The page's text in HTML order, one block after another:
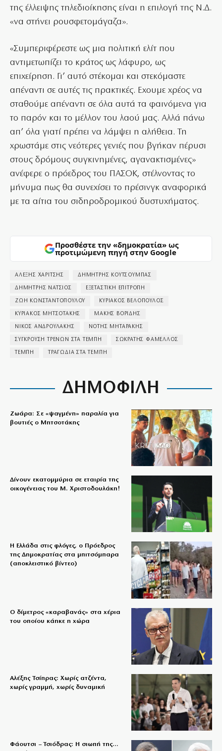
της έλλειψης τηλεδιοίκησης είναι η επιλογή της Ν.Δ.
«να στήνει ρουσφετομάγαζα».
«Συμπεριφέρεστε ως μια πολιτική ελίτ που
αντιμετωπίζει το κράτος ως λάφυρο, ως
επιχείρηση. Γι’ αυτό στέκομαι και στεκόμαστε
απέναντι σε αυτές τις πρακτικές. Εχουμε χρέος να
σταθούμε απέναντι σε όλα αυτά τα φαινόμενα για
το παρόν και το μέλλον του λαού μας. Αλλά πάνω
απ’ όλα γιατί πρέπει να λάμψει η αλήθεια. Τη
χρωστάμε στις νεότερες γενιές που βγήκαν πέρυσι
στους δρόμους συγκινημένες, αγανακτισμένες»
ανέφερε ο πρόεδρος του ΠΑΣΟΚ, στέλνοντας το
μήνυμα πως θα συνεχίσει το πρέσινγκ αναφορικά
με τα αίτια του σιδηροδρομικού δυστυχήματος.
Προσθέστε την «δημοκρατία» ως
προτιμώμενη πηγή στην Google
ΑΛΕΞΗΣ ΧΑΡΙΤΣΗΣ ΔΗΜΗΤΡΗΣ ΚΟΥΤΣΟΥΜΠΑΣ
ΔΗΜΗΤΡΗΣ ΝΑΤΣΙΟΣ ΕΞΕΤΑΣΤΙΚΗ ΕΠΙΤΡΟΠΗ
ΖΩΗ ΚΩΝΣΤΑΝΤΟΠΟΥΛΟΥ ΚΥΡΙΑΚΟΣ ΒΕΛΟΠΟΥΛΟΣ
ΚΥΡΙΑΚΟΣ ΜΗΤΣΟΤΑΚΗΣ ΜΑΚΗΣ ΒΟΡΙΔΗΣ
ΝΙΚΟΣ ΑΝΔΡΟΥΛΑΚΗΣ ΝΟΤΗΣ ΜΗΤΑΡΑΚΗΣ
ΣΥΓΚΡΟΥΣΗ ΤΡΕΝΩΝ ΣΤΑ ΤΕΜΠΗ ΣΩΚΡΑΤΗΣ ΦΑΜΕΛΛΟΣ
ΤΕΜΠΗ ΤΡΑΓΩΔΙΑ ΣΤΑ ΤΕΜΠΗ
ΔΗΜΟΦΙΛΗ
Ζωάρα: Σε «ψαγμένη» παραλία για
βουτιές ο Μητσοτάκης
Δίνουν εκατομμύρια σε εταιρία της
οικογένειας του Μ. Χριστοδουλάκη!
Η Ελλάδα στις φλόγες, ο Πρόεδρος
της Δημοκρατίας στα μπιτσόμπαρα
(αποκλειστικό βίντεο)
Ο δίμετρος «καραβανάς» στα χέρια
του οποίου κάηκε η χώρα
Αλέξης Τσίπρας: Χωρίς ατζέντα,
χωρίς γραμμή, χωρίς δυναμική
Φάουτσι – Τσιόδρας: Η σιωπή της…